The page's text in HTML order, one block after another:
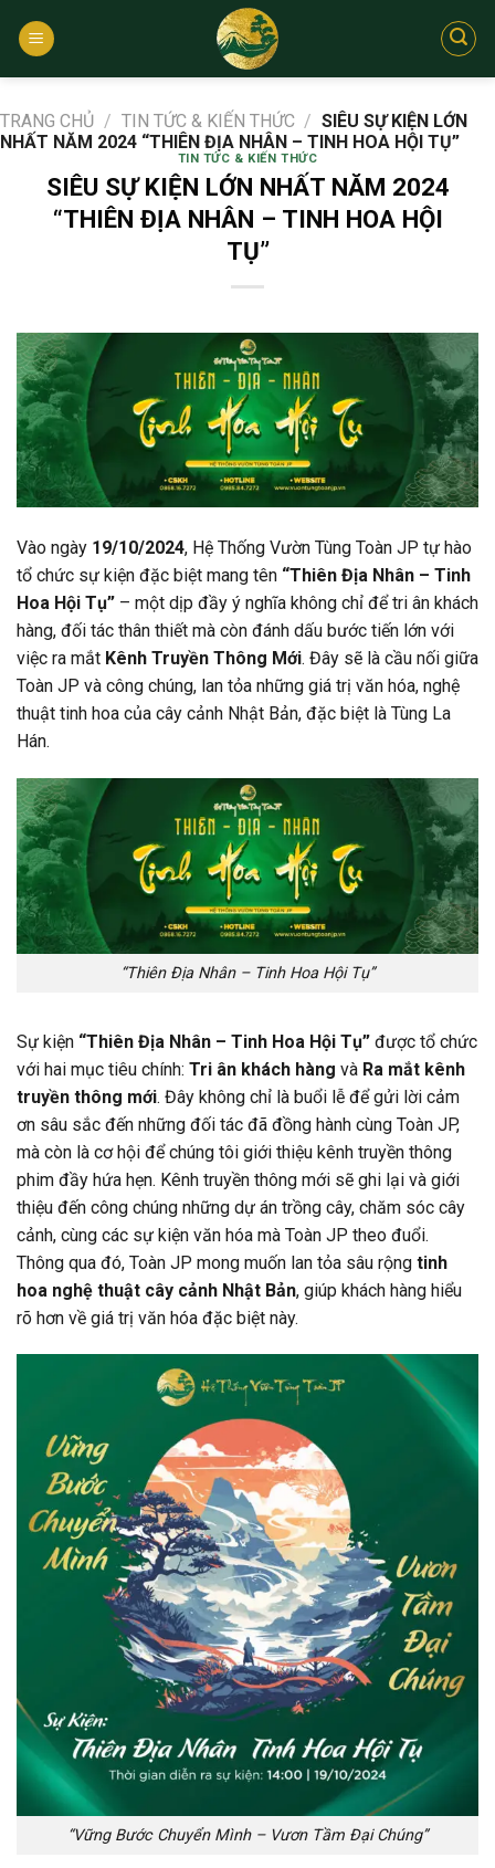
qua
TRANG CHỦ / TIN TỨC & KIẾN THỨC / SIÊU SỰ KIỆN LỚN
NHẤT NĂM 2024 “THIÊN ĐỊA NHÂN – TINH HOA HỘI TỤ”
TIN TỨC & KIẾN THỨC
SIÊU SỰ KIỆN LỚN NHẤT NĂM 2024
“THIÊN ĐỊA NHÂN – TINH HOA HỘI
TỤ”
Vào ngày 19/10/2024, Hệ Thống Vườn Tùng Toàn JP tự hào
tổ chức sự kiện đặc biệt mang tên “Thiên Địa Nhân – Tinh
Hoa Hội Tụ” – một dịp đầy ý nghĩa không chỉ để tri ân khách
hàng, đối tác thân thiết mà còn đánh dấu bước tiến lớn với
việc ra mắt Kênh Truyền Thông Mới. Đây sẽ là cầu nối giữa
Toàn JP và công chúng, lan tỏa những giá trị văn hóa, nghệ
thuật tinh hoa của cây cảnh Nhật Bản, đặc biệt là Tùng La
Hán.
“Thiên Địa Nhân – Tinh Hoa Hội Tụ”
Sự kiện “Thiên Địa Nhân – Tinh Hoa Hội Tụ” được tổ chức
với hai mục tiêu chính: Tri ân khách hàng và Ra mắt kênh
truyền thông mới. Đây không chỉ là buổi lễ để gửi lời cảm
ơn sâu sắc đến những đối tác đã đồng hành cùng Toàn JP,
mà còn là cơ hội để chúng tôi giới thiệu kênh truyền thông
phim đầy hứa hẹn. Kênh truyền thông mới sẽ ghi lại và giới
thiệu đến công chúng những dự án trồng cây, chăm sóc cây
cảnh, cùng các sự kiện văn hóa mà Toàn JP theo đuổi.
Thông qua đó, Toàn JP mong muốn lan tỏa sâu rộng tinh
hoa nghệ thuật cây cảnh Nhật Bản, giúp khách hàng hiểu
rõ hơn về giá trị văn hóa đặc biệt này.
“Vững Bước Chuyển Mình – Vươn Tầm Đại Chúng”